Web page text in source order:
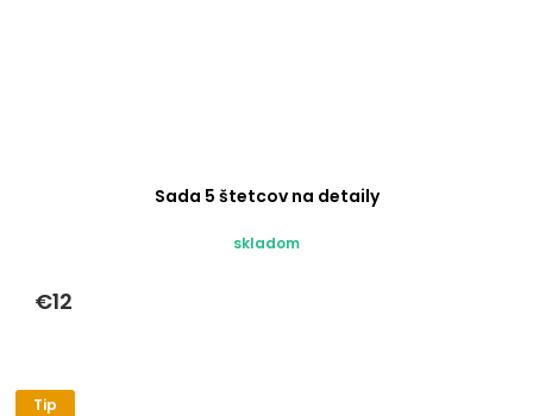
Sada 5 štetcov na detaily
skladom
€12
Tip